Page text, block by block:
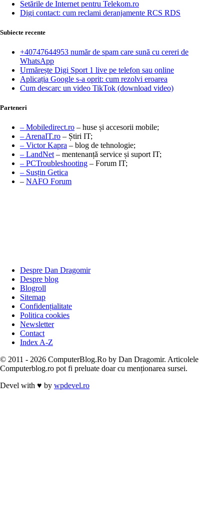
Setările de Internet pentru Telekom.ro
Digi contact: cum reclami deranjamente RCS RDS
Subiecte recente
+40747644953 număr de spam care sună cu cereri de
WhatsApp
Urmărește Digi Sport 1 live pe telefon sau online
Aplicația Google s-a oprit: cum rezolvi eroarea
Cum descarc un video TikTok (download video)
Parteneri
– Mobiledirect.ro – huse și accesorii mobile;
– ArenaIT.ro – Știri IT;
– Victor Kapra – blog de tehnologie;
– LandNet– mentenanță service și suport IT;
– PCTroubleshooting – Forum IT;
– Susțin Getica
– NAFO Forum
Despre Dan Dragomir
Despre blog
Blogroll
Sitemap
Confidențialitate
Politica cookies
Newsletter
Contact
Index A-Z
© 2011 - 2026 ComputerBlog.Ro by Dan Dragomir. Articolele
Computerblog.ro pot fi preluate doar cu menționarea sursei.
Devel with ♥ by wpdevel.ro